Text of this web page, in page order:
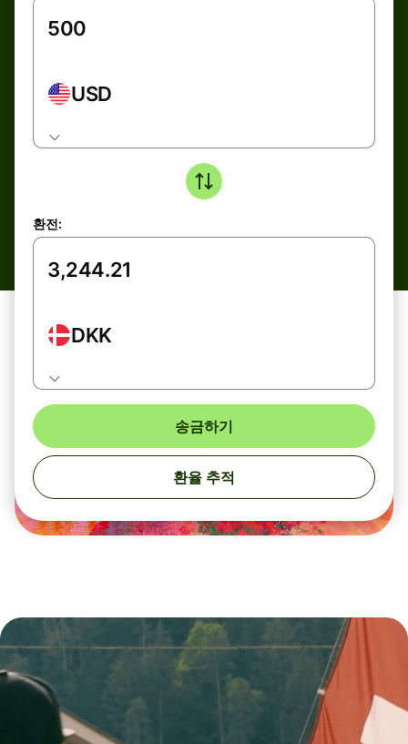
USD
환전:
DKK
송금하기
환율 추적